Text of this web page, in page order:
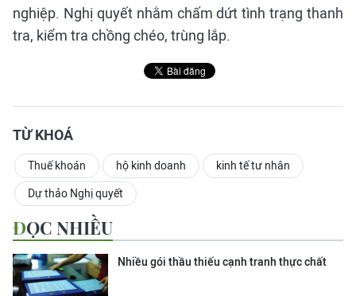
nghiệp. Nghị quyết nhằm chấm dứt tình trạng thanh
tra, kiểm tra chồng chéo, trùng lắp.
TỪ KHOÁ
Thuế khoán hộ kinh doanh kinh tế tư nhân
Dự thảo Nghị quyết
ĐỌC NHIỀU
Nhiều gói thầu thiếu cạnh tranh thực chất